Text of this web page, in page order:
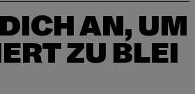
AN, UM
ZU BLEI